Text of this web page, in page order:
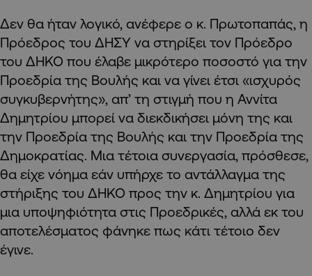
Δεν θα ήταν λογικό, ανέφερε ο κ. Πρωτοπαπάς, η
Πρόεδρος του ΔΗΣΥ να στηρίξει τον Πρόεδρο
του ΔΗΚΟ που έλαβε μικρότερο ποσοστό για την
Προεδρία της Βουλής και να γίνει έτσι «ισχυρός
συγκυβερνήτης», απ’ τη στιγμή που η Αννίτα
Δημητρίου μπορεί να διεκδικήσει μόνη της και
την Προεδρία της Βουλής και την Προεδρία της
Δημοκρατίας. Μια τέτοια συνεργασία, πρόσθεσε,
θα είχε νόημα εάν υπήρχε το αντάλλαγμα της
στήριξης του ΔΗΚΟ προς την κ. Δημητρίου για
μια υποψηφιότητα στις Προεδρικές, αλλά εκ του
αποτελέσματος φάνηκε πως κάτι τέτοιο δεν
έγινε.